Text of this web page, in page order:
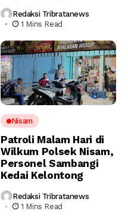
Redaksi Tribratanews
1 Mins Read
Nisam
Patroli Malam Hari di
Wilkum Polsek Nisam,
Personel Sambangi
Kedai Kelontong
Redaksi Tribratanews
1 Mins Read